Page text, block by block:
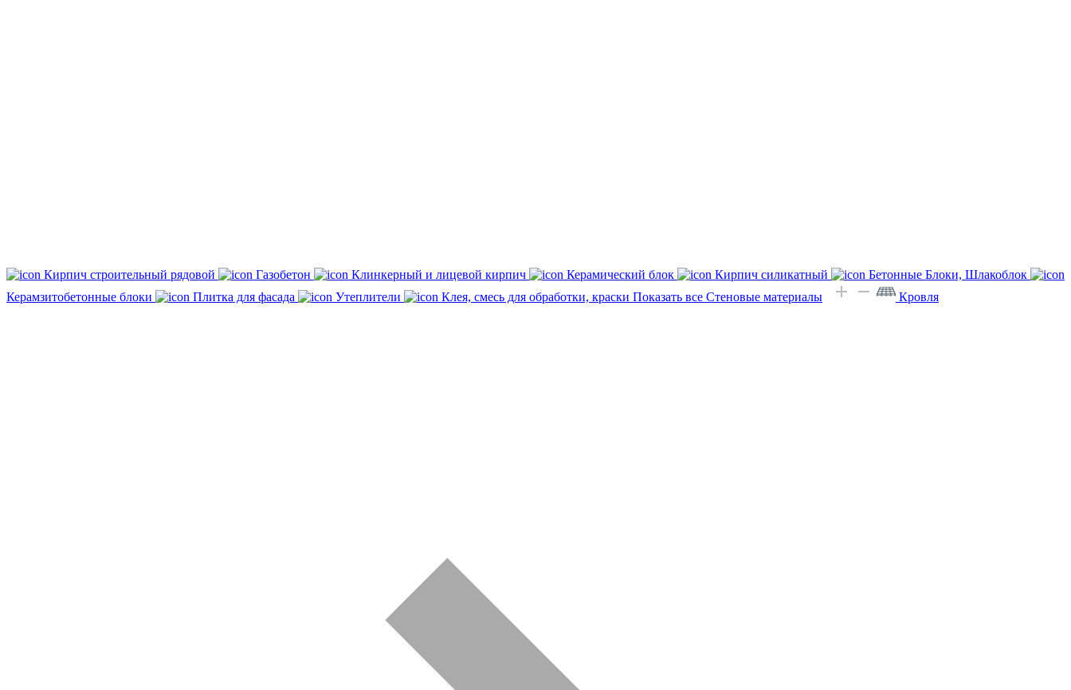
Кирпич строительный рядовой Газобетон Клинкерный и лицевой кирпич Керамический блок Кирпич силикатный
Бетонные Блоки, Шлакоблок
Керамзитобетонные блоки
Плитка для фасада Утеплители Клея, смесь для обработки, краски Показать все Стеновые материалы Кровля